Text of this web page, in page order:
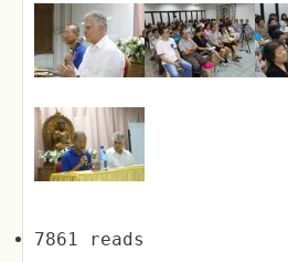
7861 reads